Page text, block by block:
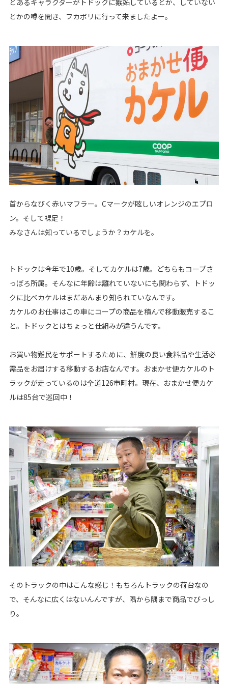
とかの噂を聞き、フカボリに行って来ましたよー。
首からなびく赤いマフラー。Cマークが眩しいオレンジのエプロ
ン。そして裸足！
みなさんは知っているでしょうか？カケルを。
トドックは今年で10歳。そしてカケルは7歳。どちらもコープさ
っぽろ所属。そんなに年齢は離れていないにも関わらず、トドッ
クに比べカケルはまだあんまり知られていなんです。
カケルのお仕事はこの車にコープの商品を積んで移動販売するこ
と。トドックとはちょっと仕組みが違うんです。
お買い物難民をサポートするために、鮮度の良い食料品や生活必
需品をお届けする移動するお店なんです。おまかせ便カケルのト
ラックが走っているのは全道126市町村。現在、おまかせ便カケ
ルは85台で巡回中！
そのトラックの中はこんな感じ！もちろんトラックの荷台なの
で、そんなに広くはないんんですが、隅から隅まで商品でびっし
り。